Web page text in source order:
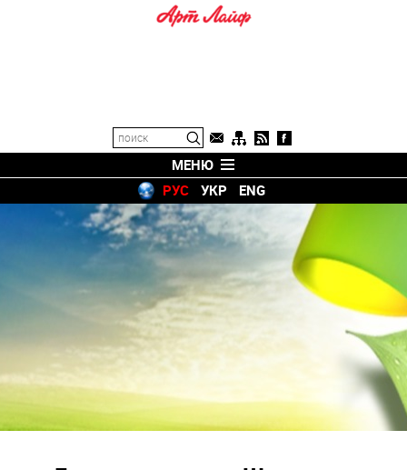
МЕНЮ
РУС
УКР ENG